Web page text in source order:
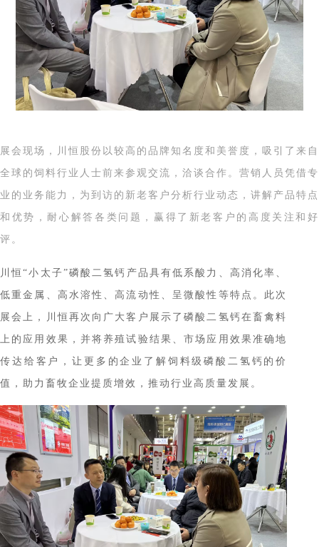
展会现场，川恒股份以较高的品牌知名度和美誉度，吸引了来自
全球的饲料行业人士前来参观交流，洽谈合作。营销人员凭借专
业的业务能力，为到访的新老客户分析行业动态，讲解产品特点
和优势，耐心解答各类问题，赢得了新老客户的高度关注和好
评 。
川恒“小太子”磷酸二氢钙产品具有低系酸 力、高消化率、
低重金属、高水溶性、高流动性、呈微酸性等特点 。 此次
展会上， 川恒 再次向广大客户 展示了磷酸二氢钙在畜禽料
上的应用效果， 并将养殖试验结果、市场应用效果准确地
传达给客户，让更多 的企业 了解 饲料级磷酸二氢钙 的价
值，助力畜牧企业提质增效，推动行业高质量发展。